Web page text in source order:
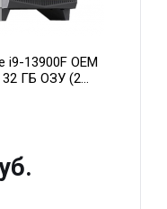
i9-13900F OEM
32 ГБ ОЗУ (2
OC 16GB GDDR7